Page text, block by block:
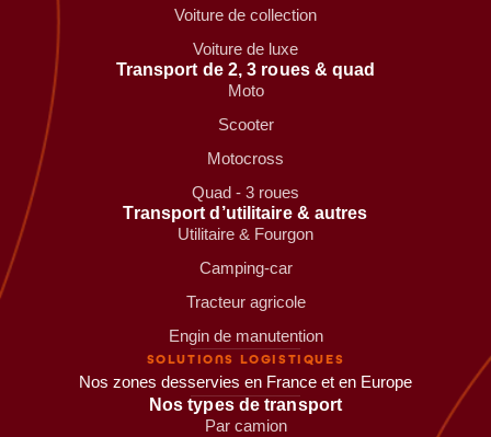
Voiture de collection
Voiture de luxe
Transport de 2, 3 roues & quad
Moto
Scooter
Motocross
Quad - 3 roues
Transport d’utilitaire & autres
Utilitaire & Fourgon
Camping-car
Tracteur agricole
Engin de manutention
SOLUTIONS LOGISTIQUES
Nos zones desservies en France et en Europe
Nos types de transport
Par camion